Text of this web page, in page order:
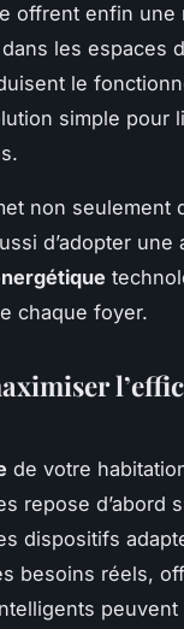
offrent enfin une
les espaces
le
simple pour
non seulement
d’adopter une
chaque foyer.
de votre
repose d’abord
dispositifs
besoins réels,